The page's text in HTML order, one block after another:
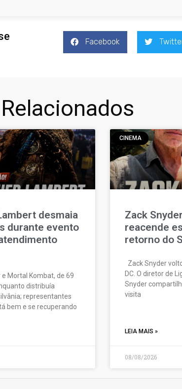
Facebook
desmaia
durante evento
Mortal Kombat, de 69
distribuía
representantes
bem e se recuperando
CINEMA
Zack
reacende
retorno do
Zack Snyder
DC. O diretor de
Snyder
visita
LEIA MAIS »
08/08/2026